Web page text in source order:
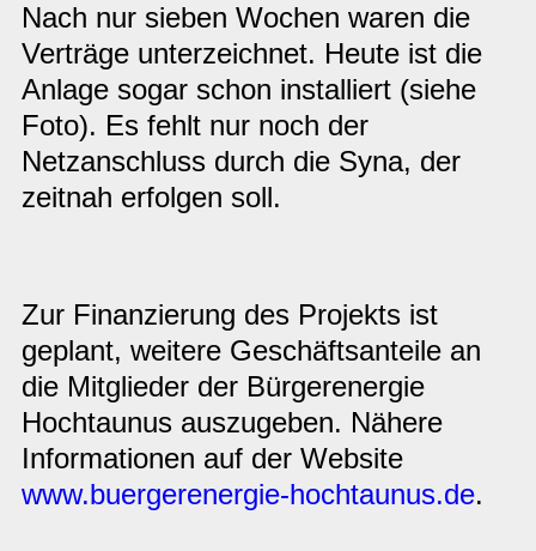
Nach nur sieben Wochen waren die
Verträge unterzeichnet. Heute ist die
Anlage sogar schon installiert (siehe
Foto). Es fehlt nur noch der
Netzanschluss durch die Syna, der
zeitnah erfolgen soll.
Zur Finanzierung des Projekts ist
geplant, weitere Geschäftsanteile an
die Mitglieder der Bürgerenergie
Hochtaunus auszugeben. Nähere
Informationen auf der Website
www.buergerenergie-hochtaunus.de.